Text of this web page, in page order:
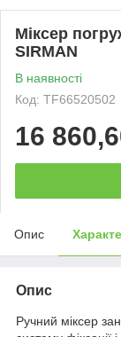
Міксер
SIRMAN
В наявності
Код: TF66520502
16
Опис
Опис
Ручний міксер